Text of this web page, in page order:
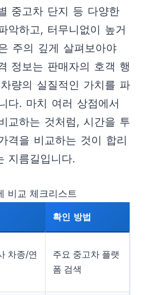
중고차 단지 등 다양한
악하고, 터무니없이 높거
주의 깊게 살펴보아야
정보는 판매자의 호객 행
량의 실질적인 가치를 파
다. 마치 여러 상점에서
교하는 것처럼, 시간을 투
격을 비교하는 것이 합리
지름길입니다.
비교 체크리스트
확인 방법
차종/연
주요 중고차 플랫
폼 검색